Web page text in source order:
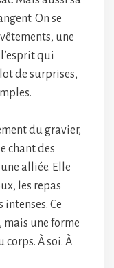
On se
une
qui
de surprises,
du gravier,
chant des
alliée. Elle
les repas
Ce
mais une forme
À soi. À